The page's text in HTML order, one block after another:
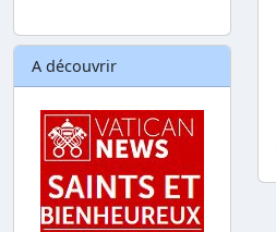
A découvrir